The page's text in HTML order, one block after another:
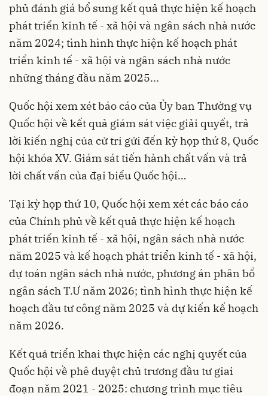
phủ đánh giá bổ sung kết quả thực hiện kế hoạch
phát triển kinh tế - xã hội và ngân sách nhà nước
năm 2024; tình hình thực hiện kế hoạch phát
triển kinh tế - xã hội và ngân sách nhà nước
những tháng đầu năm 2025...
Quốc hội xem xét báo cáo của Ủy ban Thường vụ
Quốc hội về kết quả giám sát việc giải quyết, trả
lời kiến nghị của cử tri gửi đến kỳ họp thứ 8, Quốc
hội khóa XV. Giám sát tiến hành chất vấn và trả
lời chất vấn của đại biểu Quốc hội…
Tại kỳ họp thứ 10, Quốc hội xem xét các báo cáo
của Chính phủ về kết quả thực hiện kế hoạch
phát triển kinh tế - xã hội, ngân sách nhà nước
năm 2025 và kế hoạch phát triển kinh tế - xã hội,
dự toán ngân sách nhà nước, phương án phân bổ
ngân sách T.Ư năm 2026; tình hình thực hiện kế
hoạch đầu tư công năm 2025 và dự kiến kế hoạch
năm 2026.
Kết quả triển khai thực hiện các nghị quyết của
Quốc hội về phê duyệt chủ trương đầu tư giai
đoạn năm 2021 - 2025: chương trình mục tiêu